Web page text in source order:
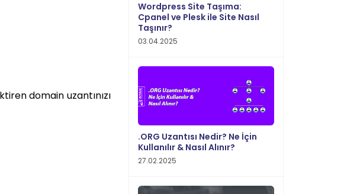
domain uzantınızı
Wordpress Site Taşıma:
Cpanel ve Plesk ile Site Nasıl
Taşınır?
03.04.2025
.ORG Uzantısı Nedir? Ne İçin
Kullanılır & Nasıl Alınır?
27.02.2025